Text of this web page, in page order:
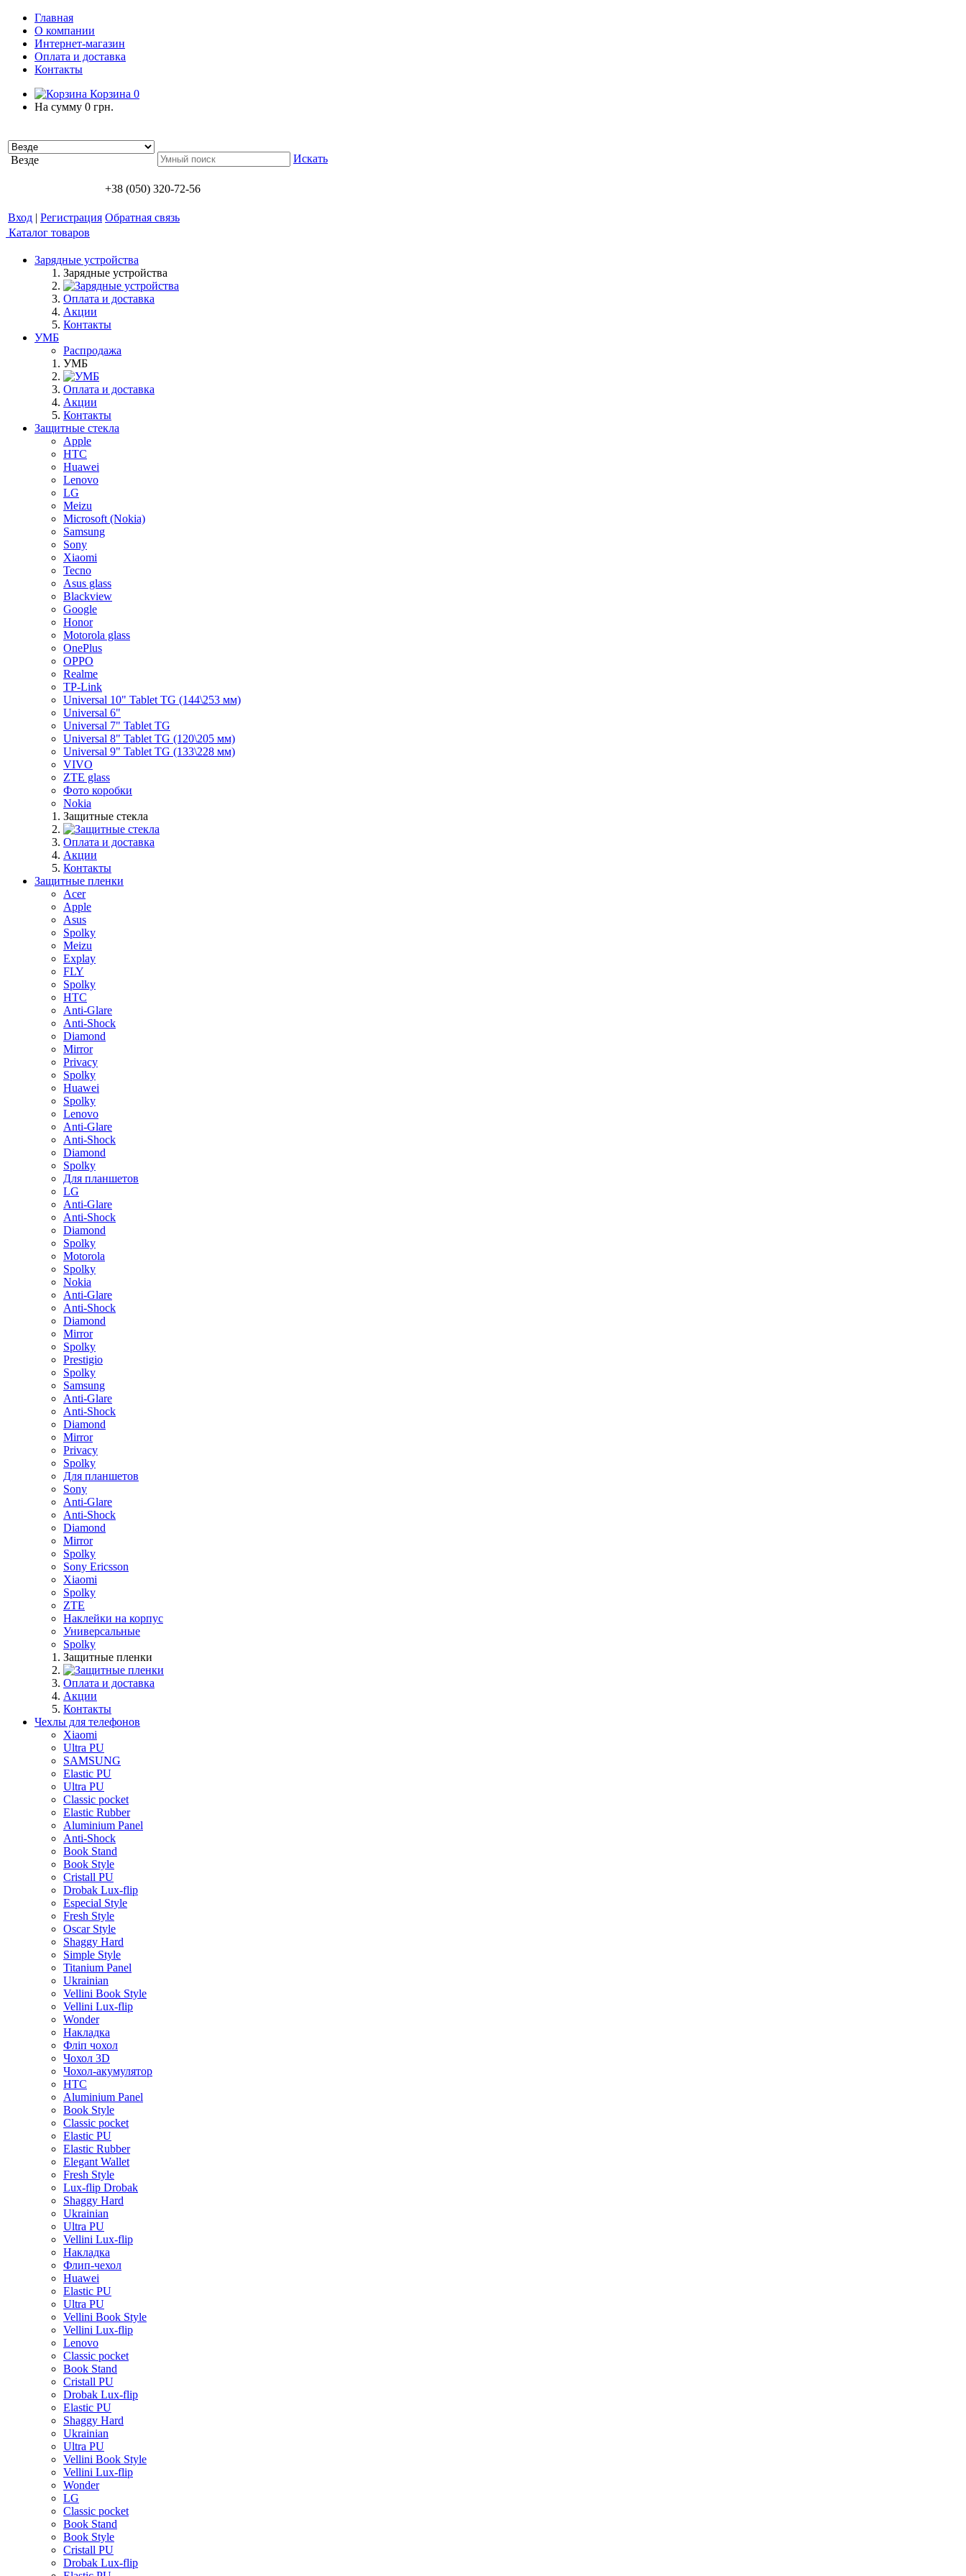
Главная
О компании
Интернет-магазин
Оплата и доставка
Контакты
Корзина 0
На сумму 0 грн.
Везде Искать
+38 (050) 320-72-56
Вход | Регистрация Обратная связь
Каталог товаров
Зарядные устройства
Зарядные устройства
Оплата и доставка
Акции
Контакты
УМБ
Распродажа
УМБ
Оплата и доставка
Акции
Контакты
Защитные стекла
Apple
HTC
Huawei
Lenovo
LG
Meizu
Microsoft (Nokia)
Samsung
Sony
Xiaomi
Tecno
Asus glass
Blackview
Google
Honor
Motorola glass
OnePlus
OPPO
Realme
TP-Link
Universal 10" Tablet TG (144\253 мм)
Universal 6"
Universal 7" Tablet TG
Universal 8" Tablet TG (120\205 мм)
Universal 9" Tablet TG (133\228 мм)
VIVO
ZTE glass
Фото коробки
Nokia
Защитные стекла
Оплата и доставка
Акции
Контакты
Защитные пленки
Acer
Apple
Asus
Spolky
Meizu
Explay
FLY
Spolky
HTC
Anti-Glare
Anti-Shock
Diamond
Mirror
Privacy
Spolky
Huawei
Spolky
Lenovo
Anti-Glare
Anti-Shock
Diamond
Spolky
Для планшетов
LG
Anti-Glare
Anti-Shock
Diamond
Spolky
Motorola
Spolky
Nokia
Anti-Glare
Anti-Shock
Diamond
Mirror
Spolky
Prestigio
Spolky
Samsung
Anti-Glare
Anti-Shock
Diamond
Mirror
Privacy
Spolky
Для планшетов
Sony
Anti-Glare
Anti-Shock
Diamond
Mirror
Spolky
Sony Ericsson
Xiaomi
Spolky
ZTE
Наклейки на корпус
Универсальные
Spolky
Защитные пленки
Оплата и доставка
Акции
Контакты
Чехлы для телефонов
Xiaomi
Ultra PU
SAMSUNG
Elastic PU
Ultra PU
Classic pocket
Elastic Rubber
Aluminium Panel
Anti-Shock
Book Stand
Book Style
Cristall PU
Drobak Lux-flip
Especial Style
Fresh Style
Oscar Style
Shaggy Hard
Simple Style
Titanium Panel
Ukrainian
Vellini Book Style
Vellini Lux-flip
Wonder
Накладка
Фліп чохол
Чохол 3D
Чохол-акумулятор
HTC
Aluminium Panel
Book Style
Classic pocket
Elastic PU
Elastic Rubber
Elegant Wallet
Fresh Style
Lux-flip Drobak
Shaggy Hard
Ukrainian
Ultra PU
Vellini Lux-flip
Накладка
Флип-чехол
Huawei
Elastic PU
Ultra PU
Vellini Book Style
Vellini Lux-flip
Lenovo
Classic pocket
Book Stand
Cristall PU
Drobak Lux-flip
Elastic PU
Shaggy Hard
Ukrainian
Ultra PU
Vellini Book Style
Vellini Lux-flip
Wonder
LG
Classic pocket
Book Stand
Book Style
Cristall PU
Drobak Lux-flip